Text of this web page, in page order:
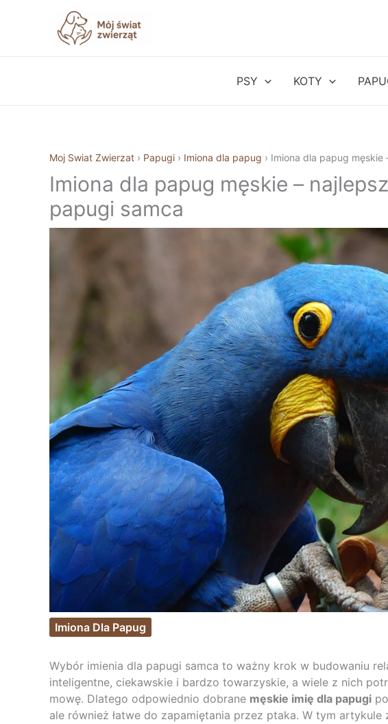
PSY KOTY
Moj Swiat Zwierzat › Papugi › Imiona dla papug › Imiona dla papug męskie
Imiona dla papug męskie –
papugi samca
Imiona Dla Papug
Wybór imienia dla papugi samca to ważny krok w budowaniu
inteligentne, ciekawskie i bardzo towarzyskie, a wiele z nich
mowę. Dlatego odpowiednio dobrane męskie imię dla papugi
ale również łatwe do zapamiętania przez ptaka. W tym